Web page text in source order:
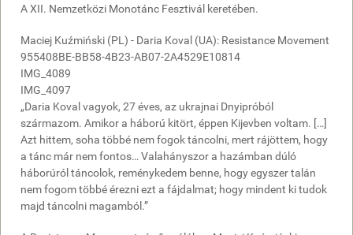
A XII. Nemzetközi Monotánc Fesztivál keretében.
Maciej Kuźmiński (PL) - Daria Koval (UA): Resistance Movement
955408BE-BB58-4B23-AB07-2A4529E10814
IMG_4089
IMG_4097
„Daria Koval vagyok, 27 éves, az ukrajnai Dnyipróból
származom. Amikor a háború kitört, éppen Kijevben voltam. […]
Azt hittem, soha többé nem fogok táncolni, mert rájöttem, hogy
a tánc már nem fontos… Valahányszor a hazámban dúló
háborúról táncolok, reménykedem benne, hogy egyszer talán
nem fogom többé érezni ezt a fájdalmat; hogy mindent ki tudok
majd táncolni magamból.”